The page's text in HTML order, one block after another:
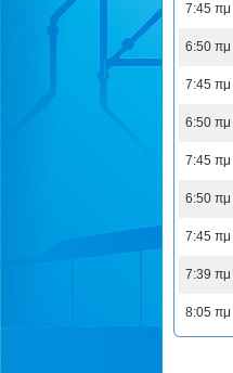
7:45 πμ
6:50 πμ
7:45 πμ
6:50 πμ
7:45 πμ
6:50 πμ
7:45 πμ
7:39 πμ
8:05 πμ